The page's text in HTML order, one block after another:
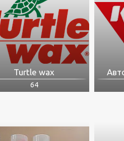
Turtle wax
64